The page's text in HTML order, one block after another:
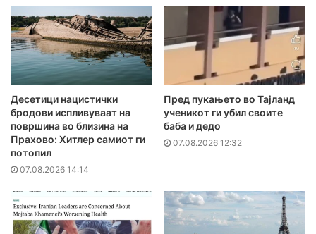
Десетици нацистички
бродови испливуваат на
површина во близина на
Прахово: Хитлер самиот ги
потопил
07.08.2026 14:14
Пред пукањето во Тајланд
ученикот ги убил своите
баба и дедо
07.08.2026 12:32